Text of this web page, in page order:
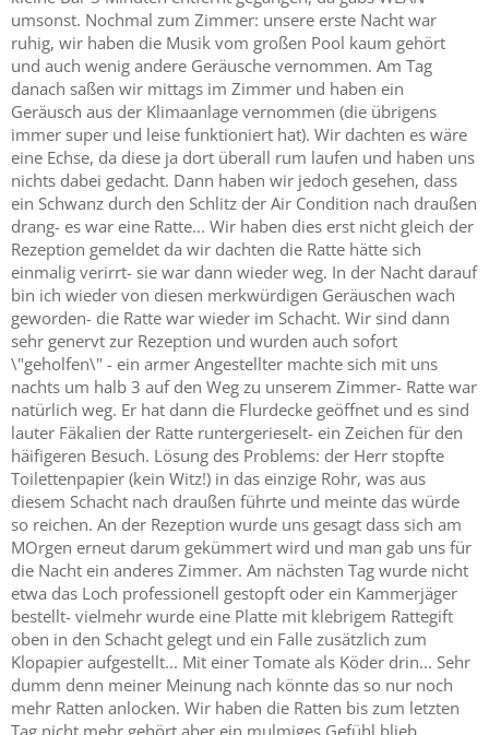
umsonst. Nochmal zum Zimmer: unsere erste Nacht war
ruhig, wir haben die Musik vom großen Pool kaum gehört
und auch wenig andere Geräusche vernommen. Am Tag
danach saßen wir mittags im Zimmer und haben ein
Geräusch aus der Klimaanlage vernommen (die übrigens
immer super und leise funktioniert hat). Wir dachten es wäre
eine Echse, da diese ja dort überall rum laufen und haben uns
nichts dabei gedacht. Dann haben wir jedoch gesehen, dass
ein Schwanz durch den Schlitz der Air Condition nach draußen
drang- es war eine Ratte... Wir haben dies erst nicht gleich der
Rezeption gemeldet da wir dachten die Ratte hätte sich
einmalig verirrt- sie war dann wieder weg. In der Nacht darauf
bin ich wieder von diesen merkwürdigen Geräuschen wach
geworden- die Ratte war wieder im Schacht. Wir sind dann
sehr genervt zur Rezeption und wurden auch sofort
\"geholfen\" - ein armer Angestellter machte sich mit uns
nachts um halb 3 auf den Weg zu unserem Zimmer- Ratte war
natürlich weg. Er hat dann die Flurdecke geöffnet und es sind
lauter Fäkalien der Ratte runtergerieselt- ein Zeichen für den
häifigeren Besuch. Lösung des Problems: der Herr stopfte
Toilettenpapier (kein Witz!) in das einzige Rohr, was aus
diesem Schacht nach draußen führte und meinte das würde
so reichen. An der Rezeption wurde uns gesagt dass sich am
MOrgen erneut darum gekümmert wird und man gab uns für
die Nacht ein anderes Zimmer. Am nächsten Tag wurde nicht
etwa das Loch professionell gestopft oder ein Kammerjäger
bestellt- vielmehr wurde eine Platte mit klebrigem Rattegift
oben in den Schacht gelegt und ein Falle zusätzlich zum
Klopapier aufgestellt... Mit einer Tomate als Köder drin... Sehr
dumm denn meiner Meinung nach könnte das so nur noch
mehr Ratten anlocken. Wir haben die Ratten bis zum letzten
Tag nicht mehr gehört aber ein mulmiges Gefühl blieb